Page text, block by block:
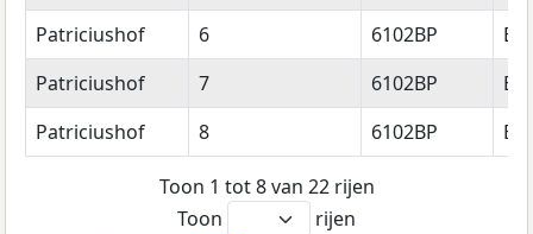
Patriciushof
6 6102BP
Patriciushof
7 6102BP
Patriciushof
8 6102BP
Toon 1 tot 8 van 22 rijen
Toon
rijen